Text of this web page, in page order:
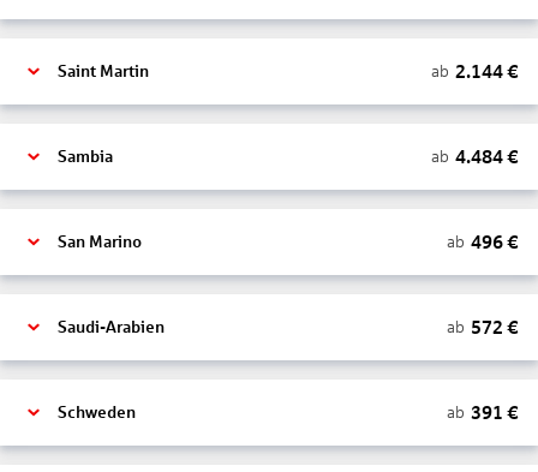
Saint Martin ab 2.144€
Sambia ab 4.484€
San Marino ab 496€
Saudi-Arabien ab 572 €
Schweden ab 391 €